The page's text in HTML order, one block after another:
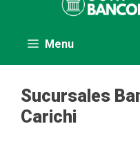
Menu
Sucursales
Carichi